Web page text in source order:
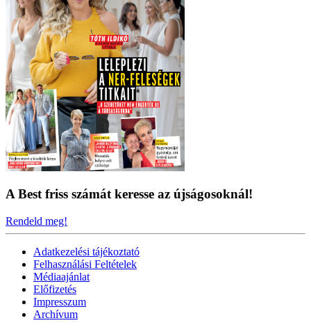
A Best friss számát keresse az újságosoknál!
Rendeld meg!
Adatkezelési tájékoztató
Felhasználási Feltételek
Médiaajánlat
Előfizetés
Impresszum
Archívum